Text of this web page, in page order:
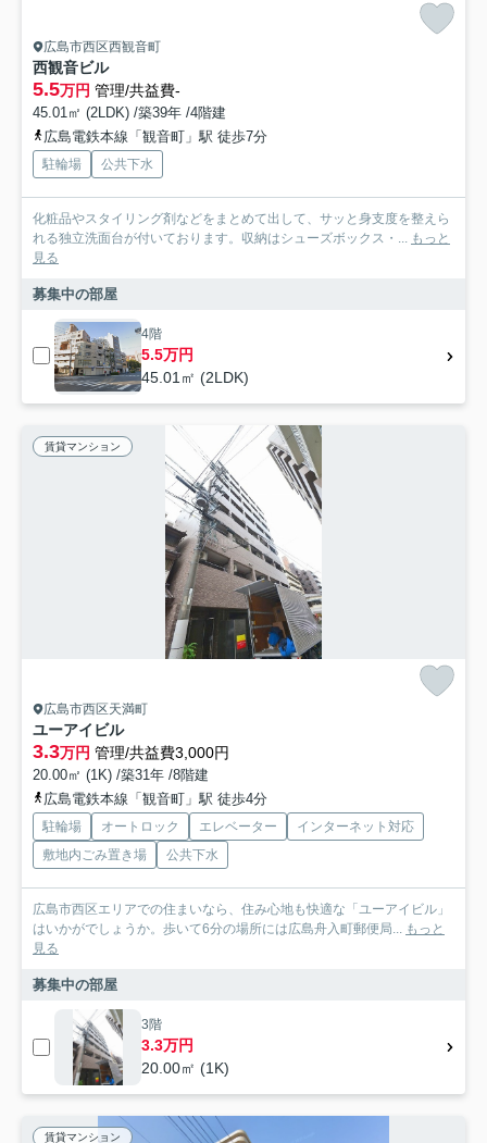
広島市西区西観音町
西観音ビル
5.5万円 管理/共益費-
45.01㎡ (2LDK) /築39年 /4階建
広島電鉄本線「観音町」駅 徒歩7分
駐輪場 公共下水
化粧品やスタイリング剤などをまとめて出して、サッと身支度を整えら
れる独立洗面台が付いております。収納はシューズボックス・... もっと
見る
募集中の部屋
4階
5.5万円
45.01㎡ (2LDK)
賃貸マンション
広島市西区天満町
ユーアイビル
3.3万円 管理/共益費3,000円
20.00㎡ (1K) /築31年 /8階建
広島電鉄本線「観音町」駅 徒歩4分
駐輪場 オートロック エレベーター
インターネット対応
敷地内ごみ置き場
公共下水
広島市西区エリアでの住まいなら、住み心地も快適な「ユーアイビル」
はいかがでしょうか。歩いて6分の場所には広島舟入町郵便局... もっと
見る
募集中の部屋
3階
3.3万円
20.00㎡ (1K)
賃貸マンション